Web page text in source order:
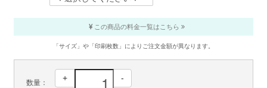
この商品の料金一覧はこちら
「サイズ」や「印刷枚数」によりご注文金額が異なります。
数量：
+ -